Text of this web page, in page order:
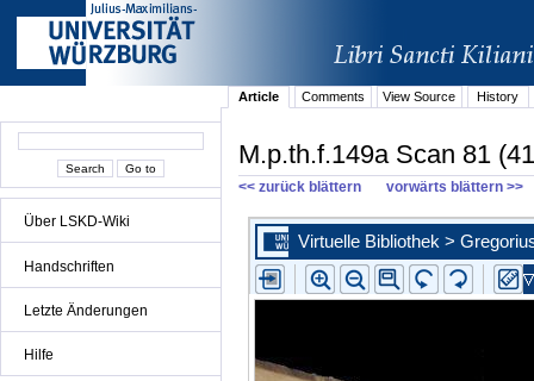
Über LSKD-Wiki
Handschriften
Letzte Änderungen
Hilfe
Article Comments View Source History
M.p.th.f.149a Scan 81
<< zurück blättern vorwärts blättern >>